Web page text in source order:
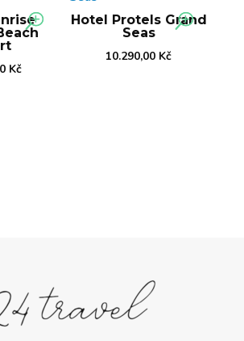
Kč
Hotel Protels Grand
Seas
10.290,00 Kč